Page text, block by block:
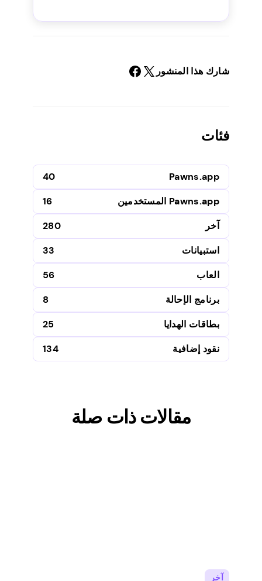
شارك هذا المنشور
فئات
Pawns.app
40
Pawns.app المستخدمين
16
آخر
280
استبيانات
33
العاب
56
برنامج الإحالة
8
بطاقات الهدايا
25
نقود إضافية
134
مقالات ذات صلة
آخر